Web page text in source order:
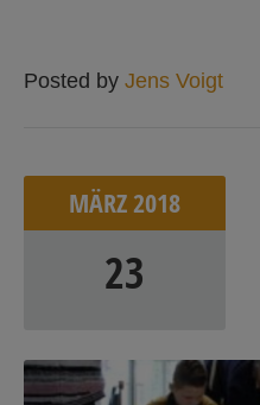
Posted by Jens Voigt
MÄRZ 2018
23